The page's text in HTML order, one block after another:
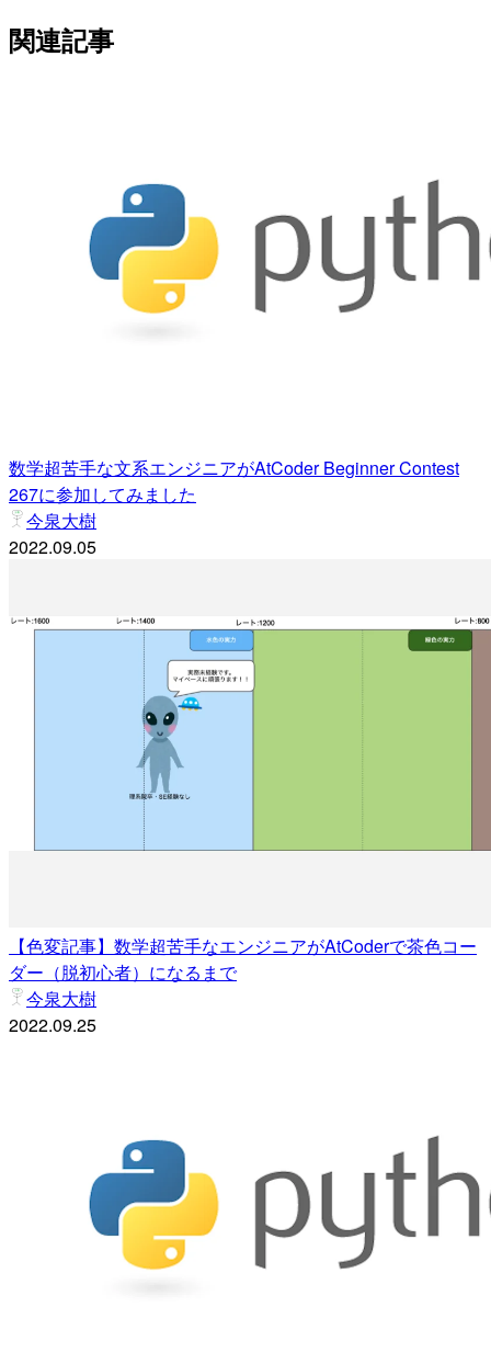
関連記事
数学超苦手な文系エンジニアがAtCoder Beginner Contest
267に参加してみました
今泉大樹
2022.09.05
【色変記事】数学超苦手なエンジニアがAtCoderで茶色コー
ダー（脱初心者）になるまで
今泉大樹
2022.09.25